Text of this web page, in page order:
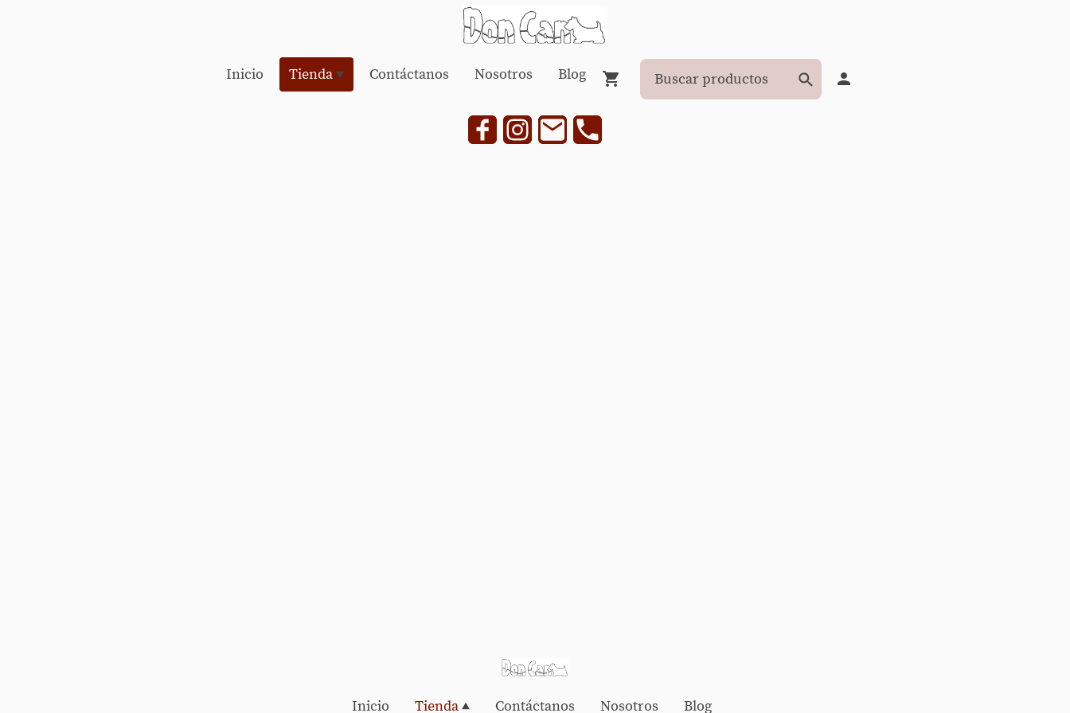
Inicio Tienda Contáctanos Nosotros Blog
Inicio Tienda Contáctanos Nosotros Blog